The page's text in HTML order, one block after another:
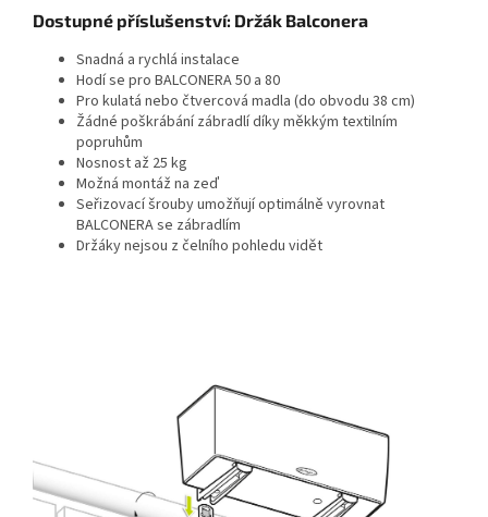
Dostupné příslušenství: Držák Balconera
Snadná a rychlá instalace
Hodí se pro BALCONERA 50 a 80
Pro kulatá nebo čtvercová madla (do obvodu 38 cm)
Žádné poškrábání zábradlí díky měkkým textilním
popruhům
Nosnost až 25 kg
Možná montáž na zeď
Seřizovací šrouby umožňují optimálně vyrovnat
BALCONERA se zábradlím
Držáky nejsou z čelního pohledu vidět